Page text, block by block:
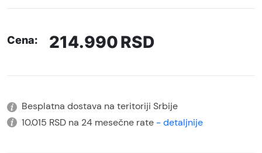
Cena: 214.990RSD
Besplatna dostava na teritoriji Srbije
10.015 RSD na 24 mesečne rate - detaljnije